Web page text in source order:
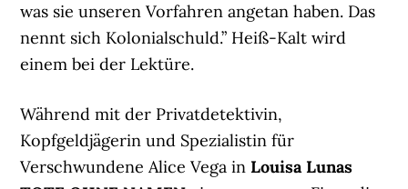
was sie unseren Vorfahren angetan haben. Das
nennt sich Kolonialschuld.” Heiß-Kalt wird
einem bei der Lektüre.
Während mit der Privatdetektivin,
Kopfgeldjägerin und Spezialistin für
Verschwundene Alice Vega inLouisa Lunas